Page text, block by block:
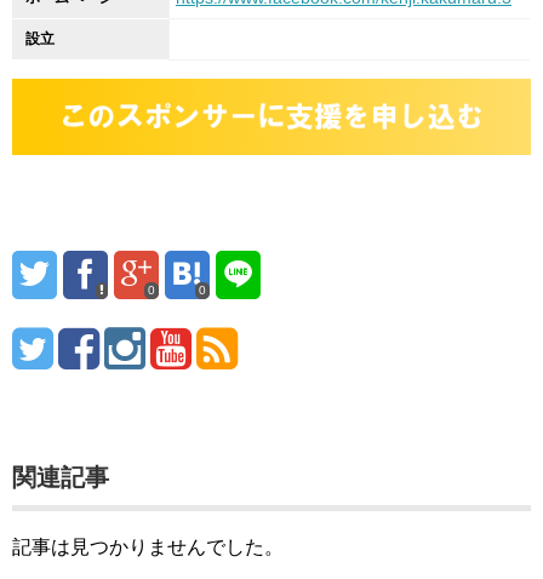
設立
0 0
関連記事
記事は見つかりませんでした。